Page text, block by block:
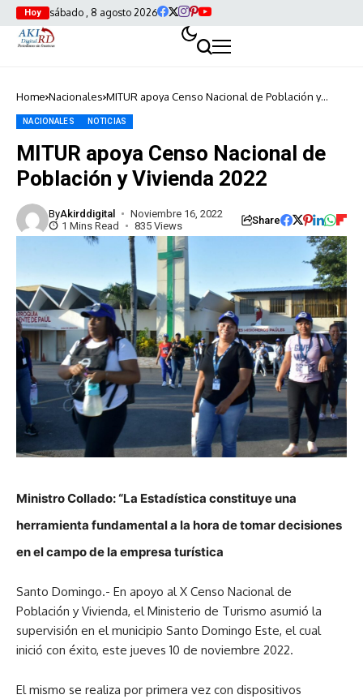
Hoy sábado , 8 agosto 2026
Home Nacionales MITUR apoya Censo Nacional de Población y
NACIONALES NOTICIAS
MITUR apoya Censo Nacional de
Población y Vivienda 2022
ByAkirddigital
Noviembre 16, 2022
1 Mins Read
835 Views Share
Ministro Collado: “La Estadística constituye una
herramienta fundamental a la hora de tomar decisiones
en el campo de la empresa turística
Santo Domingo.- En apoyo al X Censo Nacional de
Población y Vivienda, el Ministerio de Turismo asumió la
supervisión en el municipio Santo Domingo Este, el cual
inició con éxito, este jueves 10 de noviembre 2022.
El mismo se realiza por primera vez con dispositivos